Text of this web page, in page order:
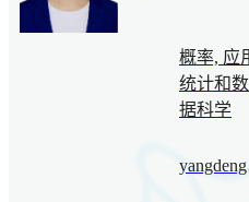
概率, 应
统计和数
据科学